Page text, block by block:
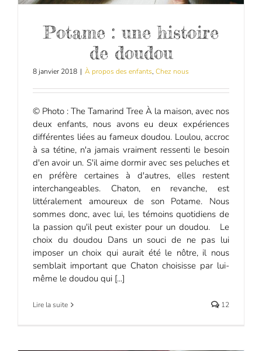
Potame : une histoire
de doudou
8 janvier 2018 | À propos des enfants, Chez nous
© Photo : The Tamarind Tree À la maison, avec nos
deux enfants, nous avons eu deux expériences
différentes liées au fameux doudou. Loulou, accroc
à sa tétine, n'a jamais vraiment ressenti le besoin
d'en avoir un. S'il aime dormir avec ses peluches et
en préfère certaines à d'autres, elles restent
interchangeables. Chaton, en revanche, est
littéralement amoureux de son Potame. Nous
sommes donc, avec lui, les témoins quotidiens de
la passion qu'il peut exister pour un doudou. Le
choix du doudou Dans un souci de ne pas lui
imposer un choix qui aurait été le nôtre, il nous
semblait important que Chaton choisisse par lui-
même le doudou qui [...]
Lire la suite 12